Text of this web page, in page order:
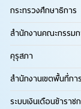
กระทรวงศึกษาธิการ
สำนักงานคณะกรรม
คุรุสภา
สำนักงานเขตพื้นที่ก
ระบบเงินเดือนข้ารา